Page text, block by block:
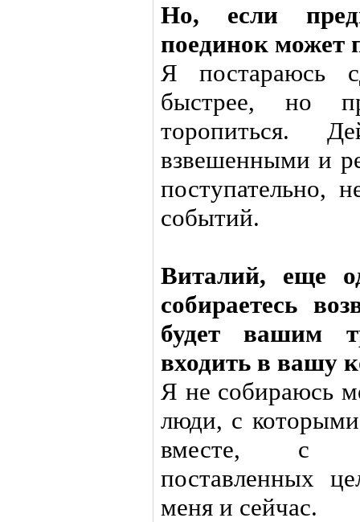
Но, если
поединок может
Я постараюсь
быстрее, но
торопиться.
взвешенными и
поступательно,
событий.
Виталий, еще
собираетесь
будет вашим
входить в вашу
Я не собираюсь
люди, с
вместе, с
поставленных
меня и сейчас.